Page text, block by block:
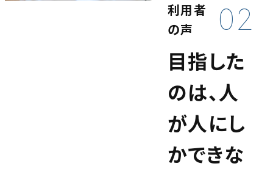
利用者
の声
02
目指した
のは、人
が人にし
かできな